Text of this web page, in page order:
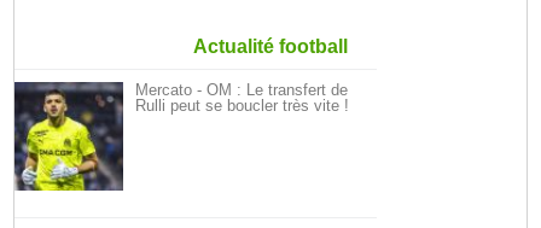
Actualité football
Mercato - OM : Le transfert de
Rulli peut se boucler très vite !